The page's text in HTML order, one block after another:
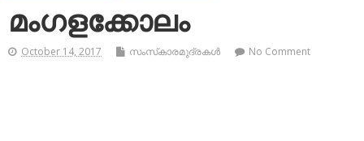
മംഗളക്കോലം
October 14, 2017 സംസ്‌കാരമുദ്രകള്‍ No Comment